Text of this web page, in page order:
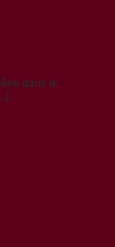
dans le